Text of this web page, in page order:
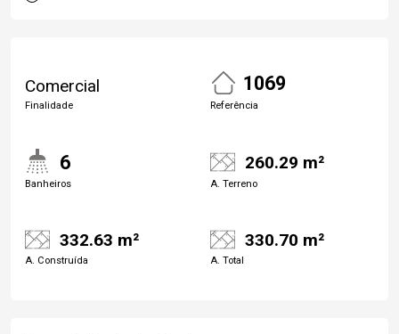
Comercial
Finalidade
1069
Referência
6
Banheiros
260.29 m²
A. Terreno
332.63 m²
A. Construída
330.70 m²
A. Total